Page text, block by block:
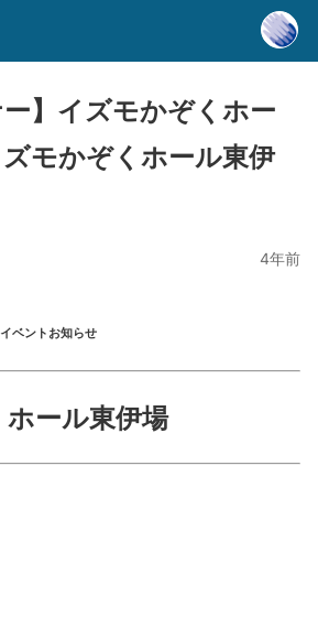
ー】イズモかぞくホー
モかぞくホール東伊
4年前
ベントお知らせ
ール東伊場